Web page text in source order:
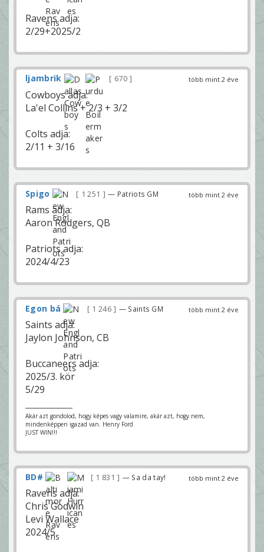
Ravens adja:
2/29+2025/2
több mint 2 éve
ljambrik 670
Cowboys adja:
La'el Collins + 2/3 + 3/2
Colts adja:
2/11 + 3/16
több mint 2 éve
Spigo 1 251 — Patriots GM
Rams adja:
Aaron Rodgers, QB
Patriots adja:
2024/4/23
több mint 2 éve
Egon bá 1 246 — Saints GM
Saints adja:
Jaylon Johnson, CB
Buccaneers adja:
2025/3. kör
5/29
Akár azt gondolod, hogy képes vagy valamire, akár azt, hogy nem,
mindenképpen igazad van. Henry Ford
JUST WIN!!!
több mint 2 éve
BD# 1 831 — Sa da tay!
Ravens adja:
Chris Godwin
Levi Wallace
2024/5